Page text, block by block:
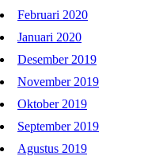
Februari 2020
Januari 2020
Desember 2019
November 2019
Oktober 2019
September 2019
Agustus 2019